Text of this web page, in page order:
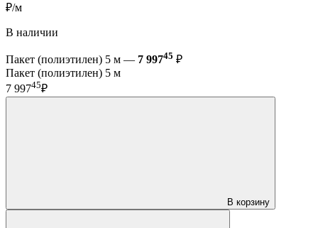
₽/м
В наличии
Пакет (полиэтилен) 5 м — 7 99745 ₽
Пакет (полиэтилен) 5 м
7 99745₽
В корзину